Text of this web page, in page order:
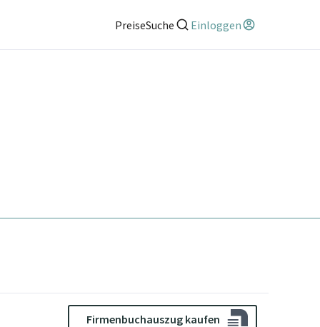
PreiseSuche Einloggen
Firmenbuchauszug kaufen